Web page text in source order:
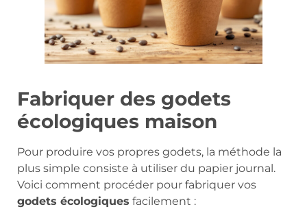
Fabriquer des godets
écologiques maison
Pour produire vos propres godets, la méthode la
plus simple consiste à utiliser du papier journal.
Voici comment procéder pour fabriquer vos
godets écologiques facilement :